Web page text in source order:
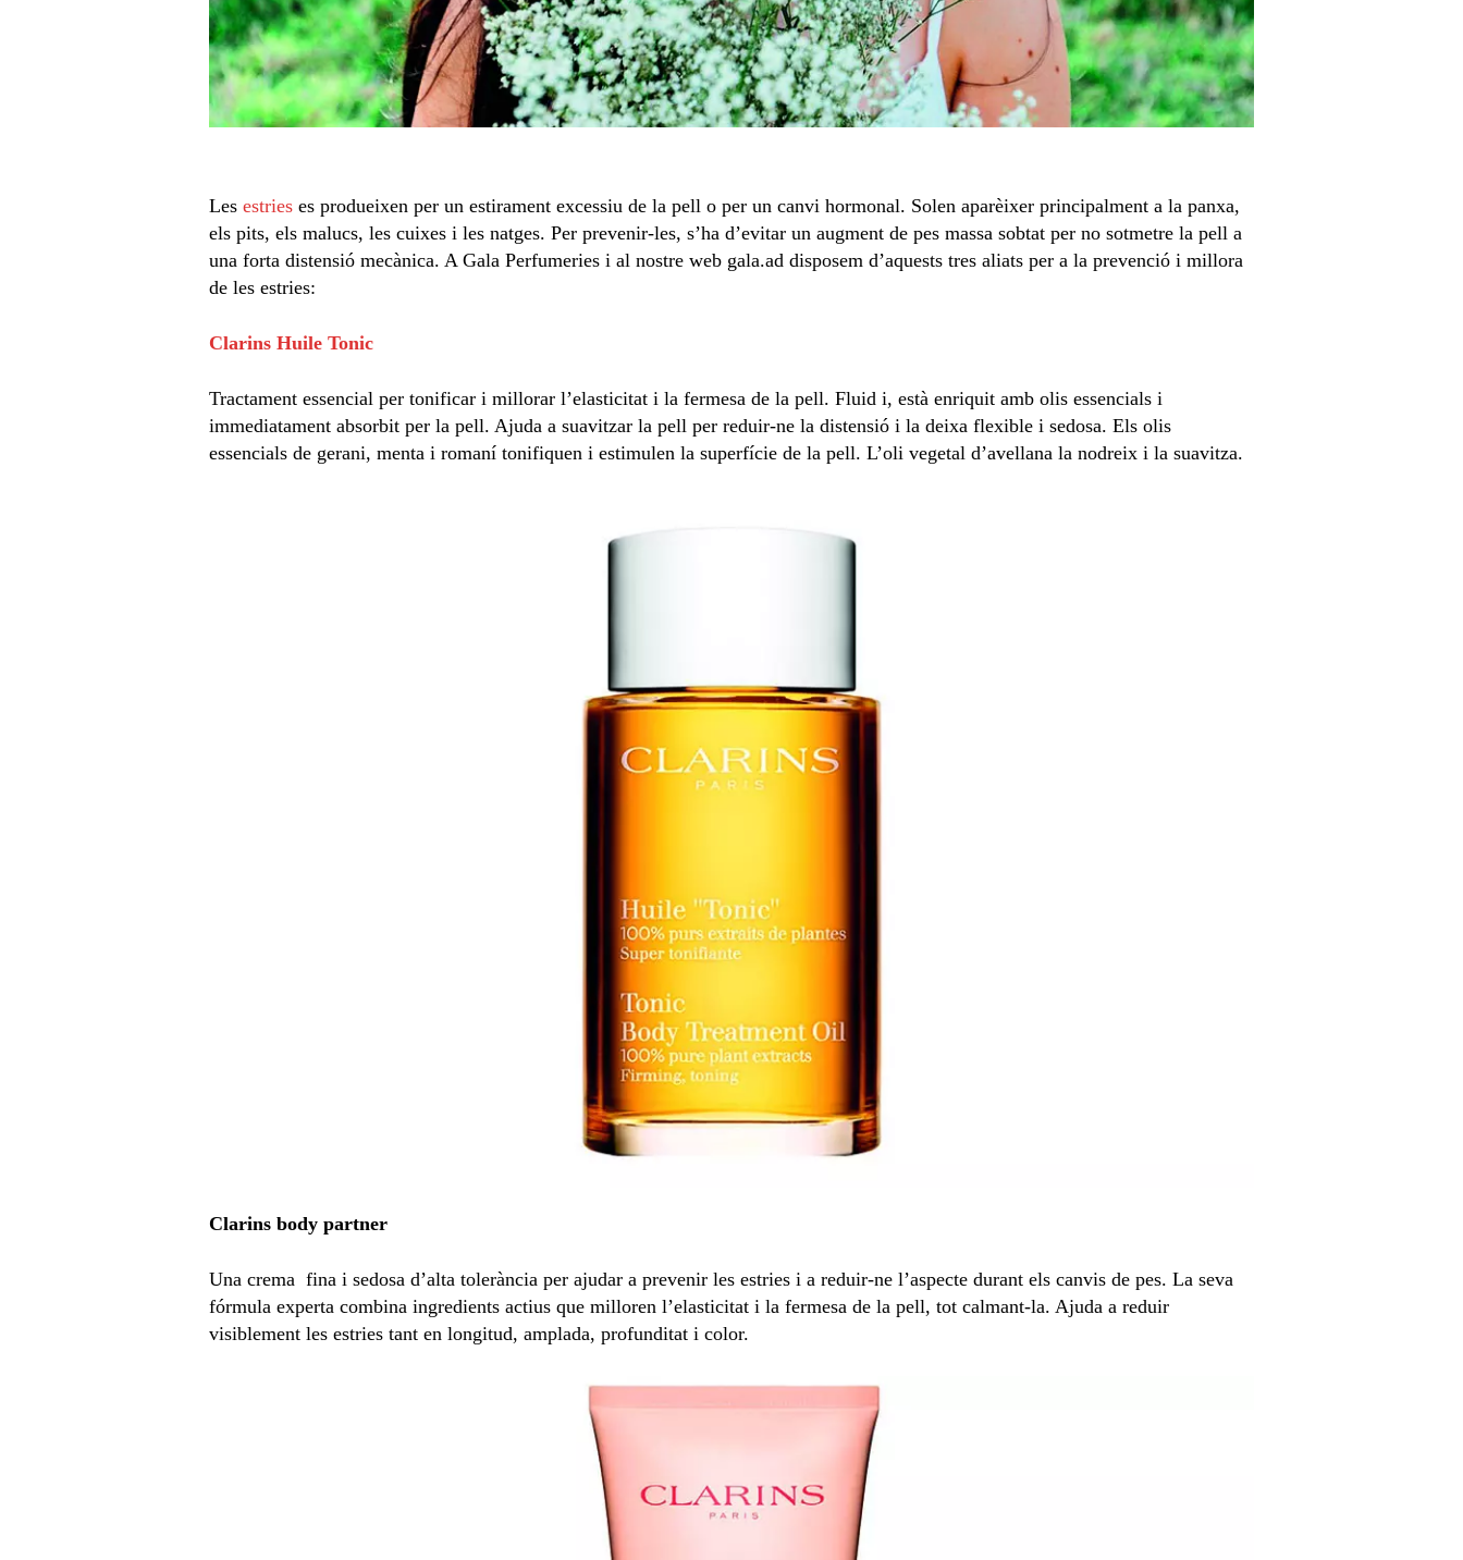
Les estries es produeixen per un estirament excessiu de la pell o per un canvi hormonal. Solen aparèixer principalment a la panxa,
els pits, els malucs, les cuixes i les natges. Per prevenir-les, s’ha d’evitar un augment de pes massa sobtat per no sotmetre la pell a
una forta distensió mecànica. A Gala Perfumeries i al nostre web gala.ad disposem d’aquests tres aliats per a la prevenció i millora
de les estries:
Clarins Huile Tonic
Tractament essencial per toni­ficar i millorar l’elasticitat i la fermesa de la pell. Fluid i, està enriquit amb olis essencials i
immediatament absorbit per la pell. Ajuda a suavitzar la pell per reduir-ne la distensió i la deixa flexible i sedosa. Els olis
essencials de gerani, menta i romaní toni­fiquen i estimulen la superfície de la pell. L’oli vegetal d’avellana la nodreix i la suavitza.
Clarins body partner
Una crema ­ fina i sedosa d’alta tolerància per ajudar a prevenir les estries i a reduir-ne l’aspecte durant els canvis de pes. La seva
fórmula experta combina ingredients actius que milloren l’elasticitat i la fermesa de la pell, tot calmant-la. Ajuda a reduir
visiblement les estries tant en longitud, amplada, profunditat i color.